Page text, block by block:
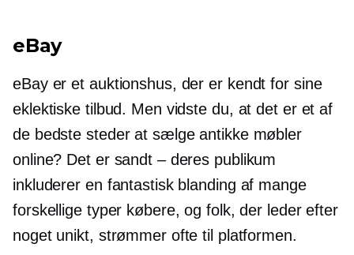
eBay
eBay er et auktionshus, der er kendt for sine
eklektiske tilbud. Men vidste du, at det er et af
de bedste steder at sælge antikke møbler
online? Det er sandt – deres publikum
inkluderer en fantastisk blanding af mange
forskellige typer købere, og folk, der leder efter
noget unikt, strømmer ofte til platformen.